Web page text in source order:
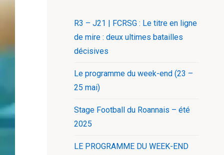
R3 – J21 | FCRSG : Le titre en ligne
de mire : deux ultimes batailles
décisives
Le programme du week-end (23 –
25 mai)
Stage Football du Roannais – été
2025
LE PROGRAMME DU WEEK-END